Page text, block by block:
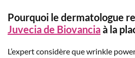
Pourquoi le dermatologue
Juvecia de Biovanciaà la
L’expert considère que wrinkle